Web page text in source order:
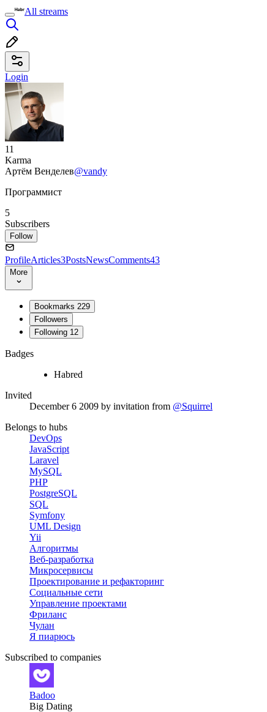
All streams
Login
11
Karma
Артём Венделев@vandy
Программист
5
Subscribers
Follow
ProfileArticles3PostsNewsComments43
More
Bookmarks 229
Followers
Following 12
Badges
Habred
Invited
December 6 2009 by invitation from @Squirrel
Belongs to hubs
DevOps
JavaScript
Laravel
MySQL
PHP
PostgreSQL
SQL
Symfony
UML Design
Yii
Алгоритмы
Веб-разработка
Микросервисы
Проектирование и рефакторинг
Социальные сети
Управление проектами
Фриланс
Чулан
Я пиарюсь
Subscribed to companies
Badoo
Big Dating